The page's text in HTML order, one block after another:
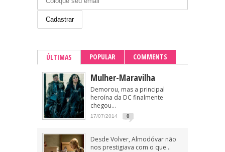
ÚLTIMAS POPULAR COMMENTS
Mulher-Maravilha
Demorou, mas a principal
heroína da DC finalmente
chegou...
17/07/2014 0
Desde Volver, Almodóvar não
nos prestigiava com o que...